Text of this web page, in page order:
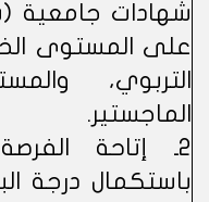
شهادات جامعية
على المستوى
التربوي،
الماجستير.
2ـ إتاحة
باستكمال درجة